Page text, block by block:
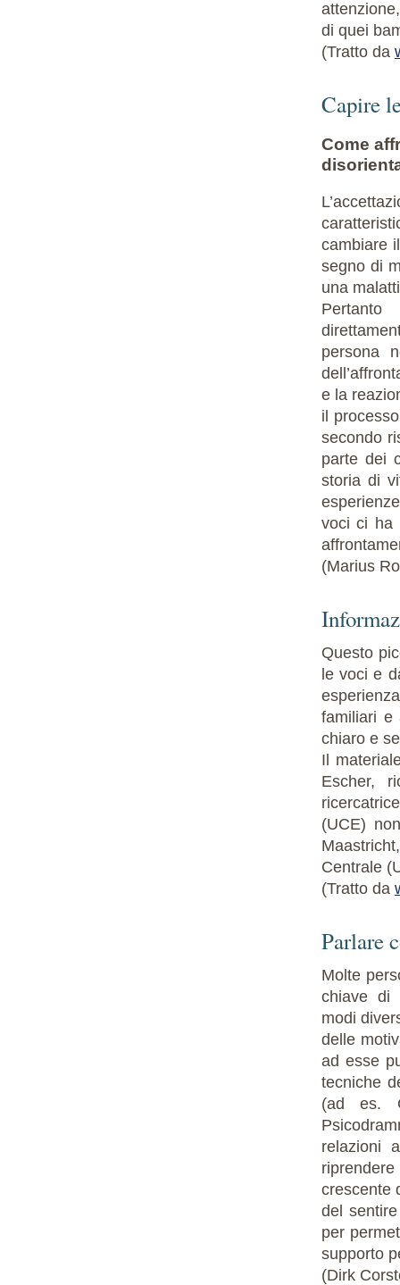
di quei
(Tratto da
Capire
Come
cambiare
segno di
una
Pertanto
persona
e la
il
secondo
parte dei
storia di
voci ci ha
(Marius
Questo
le voci e
familiari e
chiaro e
Il
Escher,
(UCE)
Centrale
(Tratto da
Parlare
Molte
chiave di
modi
delle
ad esse
tecniche
(ad es.
relazioni
riprendere
crescente
del
per
supporto
(Dirk